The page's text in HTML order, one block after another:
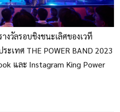
งวัลรอบชิงชนะเลิศของเวที
เทศ THE POWER BAND 2023
และ Instagram King Power